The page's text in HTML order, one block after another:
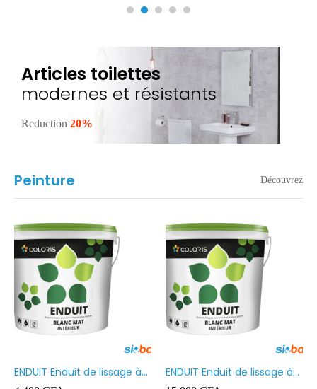
Articles toilettes
modernes et résistants
Reduction 20%
Peinture Découvrez
ENDUIT Enduit de lissage à
base d’émulsion en phase
ENDUIT Enduit de lissage à
base d’émulsion en phase